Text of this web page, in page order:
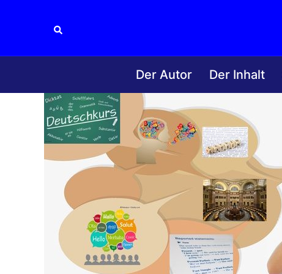
Suche
Der Autor Der Inhalt